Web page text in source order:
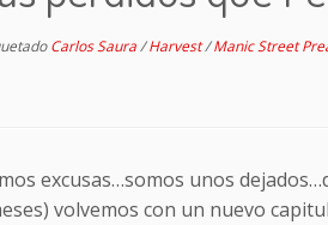
Carlos Saura/Harvest/Manic Street
excusas…somos unos
volvemos con un nuevo